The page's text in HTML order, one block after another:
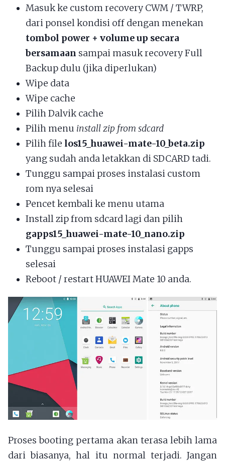
Masuk ke custom recovery CWM / TWRP,
dari ponsel kondisi off dengan menekan
tombol power + volume up secara
bersamaan sampai masuk recovery Full
Backup dulu (jika diperlukan)
Wipe data
Wipe cache
Pilih Dalvik cache
Pilih menu install zip from sdcard
Pilih file los15_huawei-mate-10_beta.zip
yang sudah anda letakkan di SDCARD tadi.
Tunggu sampai proses instalasi custom
rom nya selesai
Pencet kembali ke menu utama
Install zip from sdcard lagi dan pilih
gapps15_huawei-mate-10_nano.zip
Tunggu sampai proses instalasi gapps
selesai
Reboot / restart HUAWEI Mate 10 anda.
Proses booting pertama akan terasa lebih lama
dari biasanya, hal itu normal terjadi. Jangan